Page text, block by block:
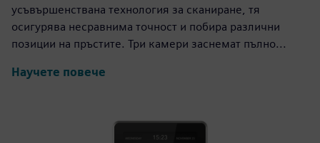
усъвършенствана технология за сканиране, тя
осигурява несравнима точност и побира различни
позиции на пръстите. Три камери заснемат пълно...
Научете повече